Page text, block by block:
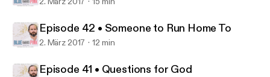
Episode 42 • Someone to Run Home To
2. März 2017 12 min
Episode 41 • Questions for God